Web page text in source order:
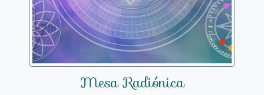
Mesa Radiónica